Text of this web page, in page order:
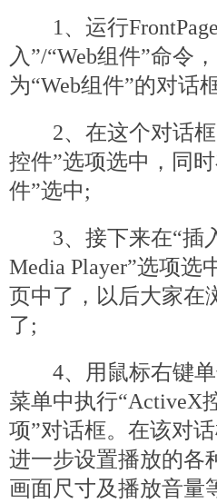
1、运行FrontPage
入”/“Web组件”命令
为“Web组件”的对话
2、在这个对话框
控件”选项选中，同
件”选中;
3、接下来在“插入
Media Player”选项
页中了，以后大家在
了;
4、用鼠标右键单
菜单中执行“ActiveX
项”对话框。在该对
进一步设置播放的各
画面尺寸及播放音量